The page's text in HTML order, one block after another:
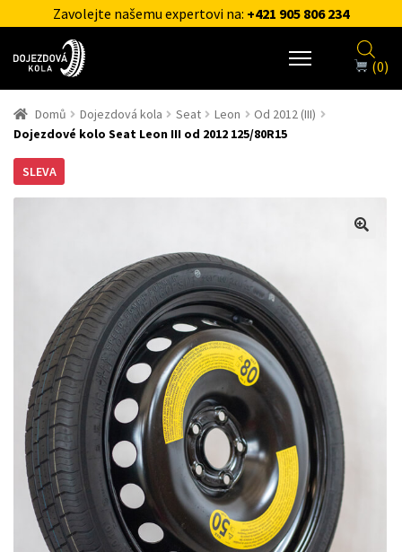
Zavolejte našemu expertovi na: +421 905 806 234
(0)
Domů Dojezdová kola Seat Leon
Od 2012 (III)
Dojezdové kolo Seat Leon III od 2012 125/80R15
SLEVA